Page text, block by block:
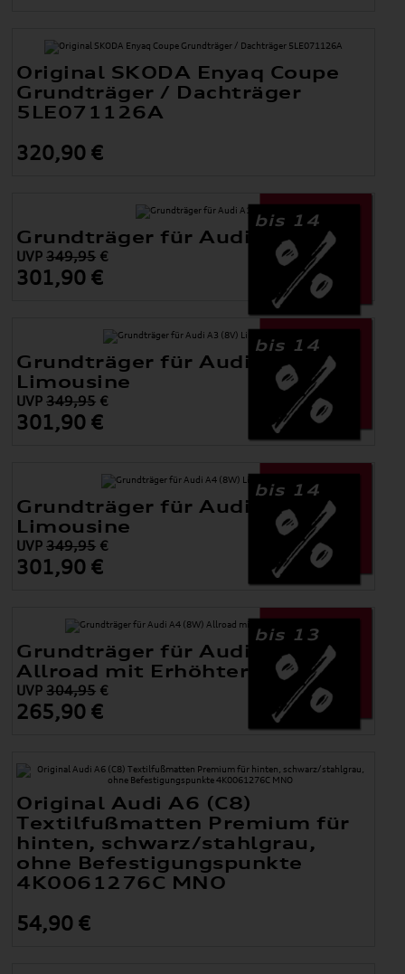
Original SKODA Enyaq Coupe
Grundträger / Dachträger
5LE071126A
320,90 €
bis 14
Grundträger für Audi A1
UVP349,95 €
301,90 €
bis 14
Grundträger für Audi A3 (8V)
Limousine
UVP349,95 €
301,90 €
bis 14
Grundträger für Audi A4 (8W)
Limousine
UVP349,95 €
301,90 €
bis 13
Grundträger für Audi A4 (8W)
Allroad mit Erhöhter Reling
UVP304,95 €
265,90 €
Original Audi A6 (C8)
Textilfußmatten Premium für
hinten, schwarz/stahlgrau,
ohne Befestigungspunkte
4K0061276C MNO
54,90 €